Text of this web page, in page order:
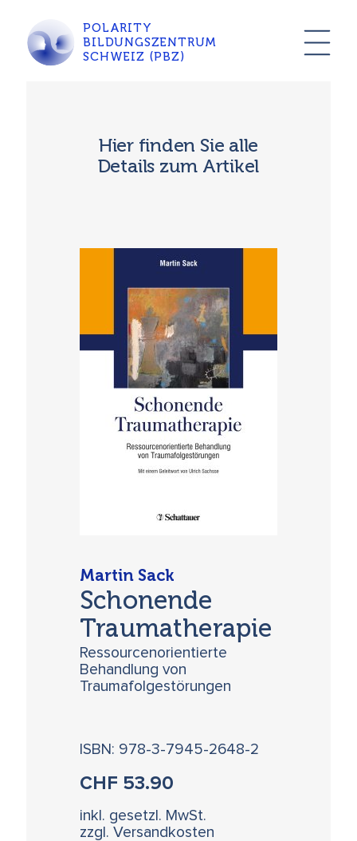
POLARITY
BILDUNGSZENTRUM
SCHWEIZ (PBZ)
Hier finden Sie alle
Details zum Artikel
Martin Sack
Schonende
Traumatherapie
Ressourcenorientierte
Behandlung von
Traumafolgestörungen
ISBN: 978-3-7945-2648-2
CHF 53.90
inkl. gesetzl. MwSt.
zzgl. Versandkosten